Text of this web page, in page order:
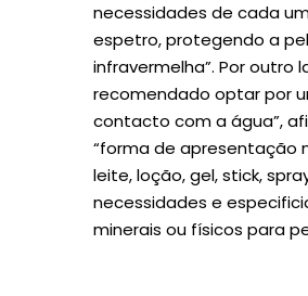
necessidades de cada
espetro, protegendo a
infravermelha”. Por
recomendado optar por
contacto com a água”,
“forma de apresentação
leite, loção, gel, stick,
necessidades e
minerais ou físicos para